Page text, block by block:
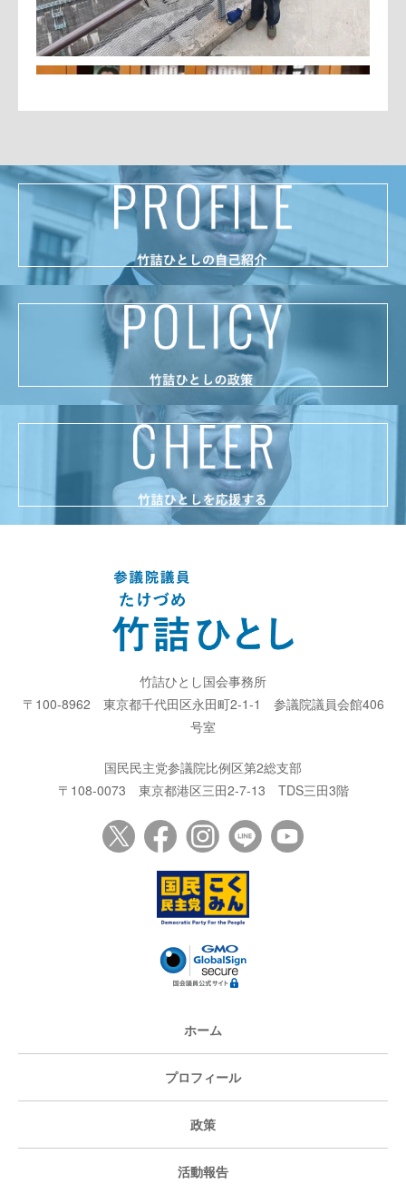
竹詰ひとし国会事務所
〒100-8962
東京都千代田区永田町2-1-1
参議院議員会館406
号室
国民民主党参議院比例区第2総支部
〒108-0073
東京都港区三田2-7-13 TDS三田3階
ホーム
プロフィール
政策
活動報告